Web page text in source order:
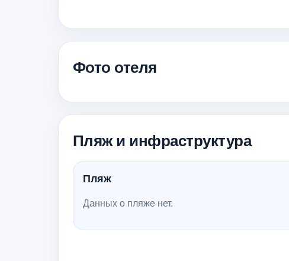
Фото отеля
Пляж и инфраструктура
Пляж
Данных о пляже нет.